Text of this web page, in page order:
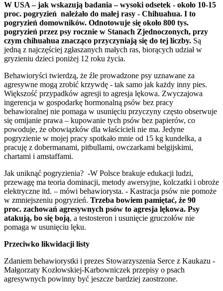
W USA – jak wskazują badania – wysoki odsetek - około 10-15
proc. pogryzień należało do małej rasy - Chihuahua. I to
pogryzień domowników. Odnotowuje się około 800 tys.
pogryzień przez psy rocznie w Stanach Zjednoczonych, przy
czym chihuahua znacząco przyczyniają się do tej liczby. Są
jedną z najczęściej zgłaszanych małych ras, biorących udział w
gryzieniu dzieci poniżej 12 roku życia.
Behawioryści twierdzą, że źle prowadzone psy uznawane za
agresywne mogą zrobić krzywdę - tak samo jak każdy inny pies.
Większość przypadków agresji to agresja lękowa. Zwyczajowa
ingerencja w gospodarkę hormonalną psów bez pracy
behawioralnej nie pomaga w usunięciu przyczyny często obserwuje
się omijanie prawa – kupowanie tych psów bez papierów, co
powoduje, że obowiązków dla właścicieli nie ma. Jedyne
pogryzienie w mojej pracy spotkało mnie od 15 kg kundelka, a
pracuję z dobermanami, pitbullami, owczarkami belgijskimi,
chartami i amstaffami.
Jak uniknąć pogryzienia? -W Polsce brakuje edukacji ludzi,
przewagę ma teoria dominacji, metody awersyjne, kolczatki i obroże
elektryczne itd. – mówi behawiorysta. - Kastracja psów nie pomoże
w zmniejszeniu pogryzień. Trzeba bowiem pamiętać, że 90
proc. zachowań agresywnych psów to agresja lękowa. Psy
atakują, bo się boją, a testosteron i usunięcie gruczołów nie
pomaga w usunięciu lęku.
Przeciwko likwidacji listy
Zdaniem behawiorystki i prezes Stowarzyszenia Serce z Kaukazu -
Małgorzaty Kozłowskiej-Karbowniczek przepisy o psach
agresywnych powinny być jeszcze bardziej zaostrzone.